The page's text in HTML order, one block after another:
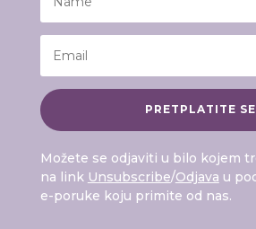
PRETPLATITE SE
Možete se odjaviti u bilo kojem
na link Unsubscribe/Odjava u
e-poruke koju primite od nas.